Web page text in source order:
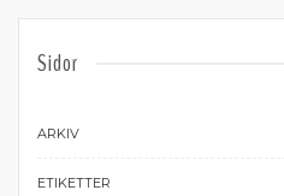
Sidor
ARKIV
ETIKETTER